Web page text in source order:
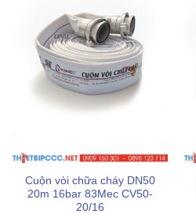
Cuộn vòi chữa cháy DN50
20m 16bar 83Mec CV50-
20/16